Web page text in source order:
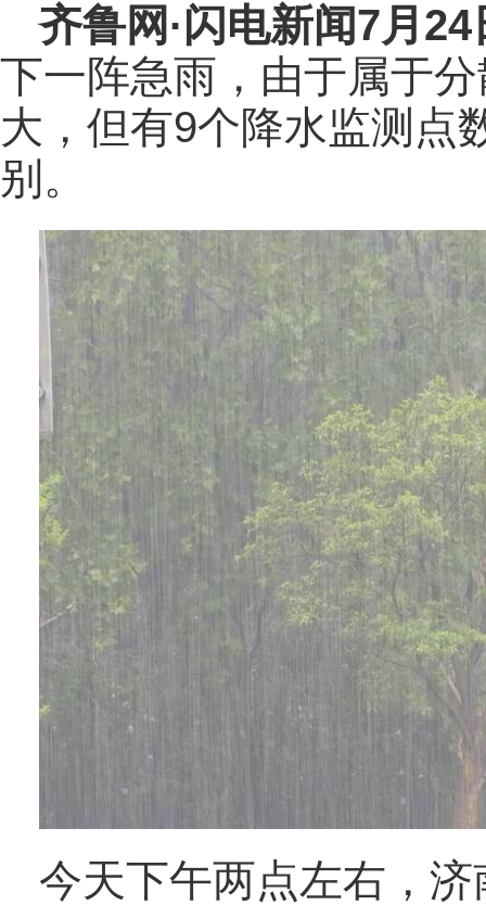
齐鲁网 ·闪电新闻7月24
下一阵急雨，由于属于
大，但有9个降水监测点
别。
今天下午两点左右，